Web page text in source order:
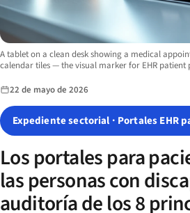
Image description:
A tablet on a clean desk showing a medical
calendar tiles — the visual marker for EHR
22 de mayo de 2026
Expediente sectorial · Portales EHR
Los portales para
las personas con
auditoría de los 8